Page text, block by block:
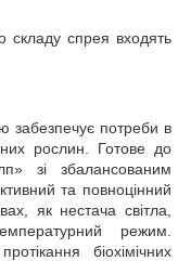
складу спрея входять
забезпечує потреби в
рослин. Готове до
зі збалансованим
та повноцінний
як нестача світла,
режим.
біохімічних